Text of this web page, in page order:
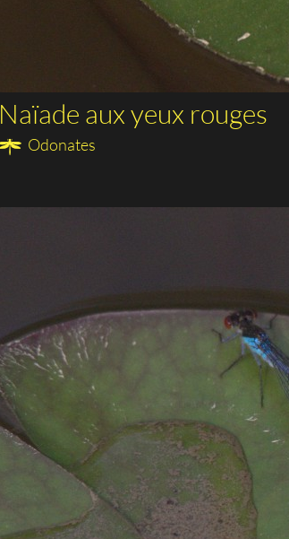
Naïade aux yeux rouges
Odonates